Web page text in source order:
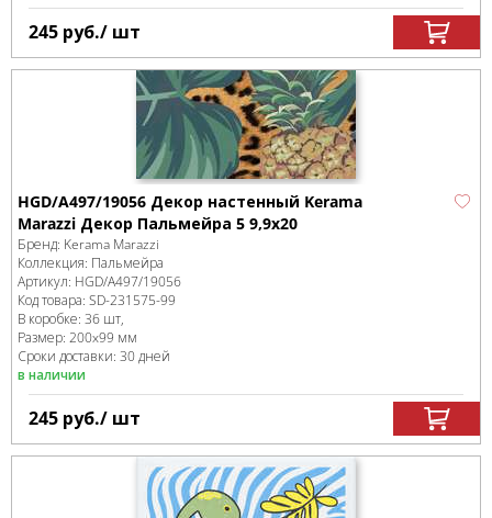
245 руб./ шт
HGD/A497/19056 Декор настенный Kerama
Marazzi Декор Пальмейра 5 9,9х20
Бренд: Kerama Marazzi
Коллекция: Пальмейра
Артикул: HGD/A497/19056
Код товара: SD-231575-99
В коробке: 36 шт,
Размер: 200x99 мм
Сроки доставки: 30 дней
в наличии
245 руб./ шт